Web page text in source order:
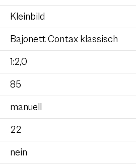
Kleinbild
Bajonett Contax klassisch
1:2,0
85
manuell
22
nein